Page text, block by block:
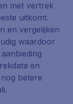
met vertrek
uitkomt.
en vergelijken
waardoor
en
betere